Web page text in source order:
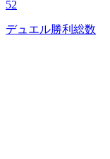
52
デュエル勝利総数